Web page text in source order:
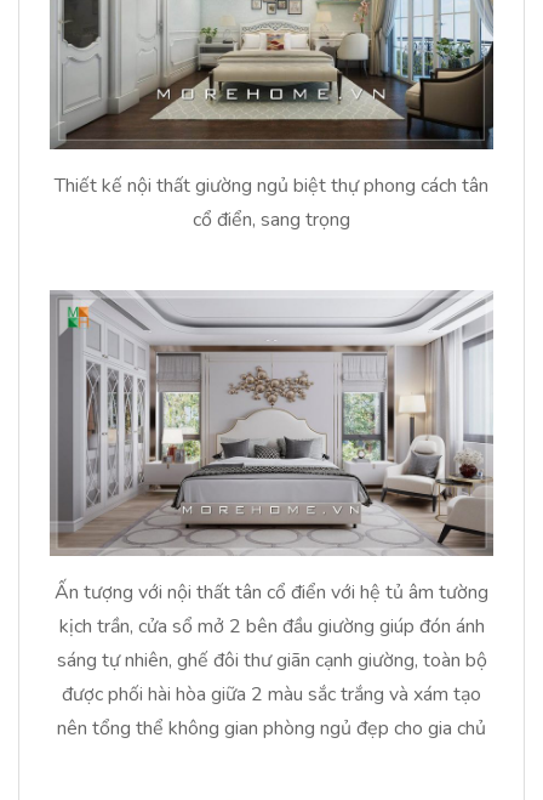
Thiết kế nội thất giường ngủ biệt thự phong cách tân
cổ điển, sang trọng
Ấn tượng với nội thất tân cổ điển với hệ tủ âm tường
kịch trần, cửa sổ mở 2 bên đầu giường giúp đón ánh
sáng tự nhiên, ghế đôi thư giãn cạnh giường, toàn bộ
được phối hài hòa giữa 2 màu sắc trắng và xám tạo
nên tổng thể không gian phòng ngủ đẹp cho gia chủ